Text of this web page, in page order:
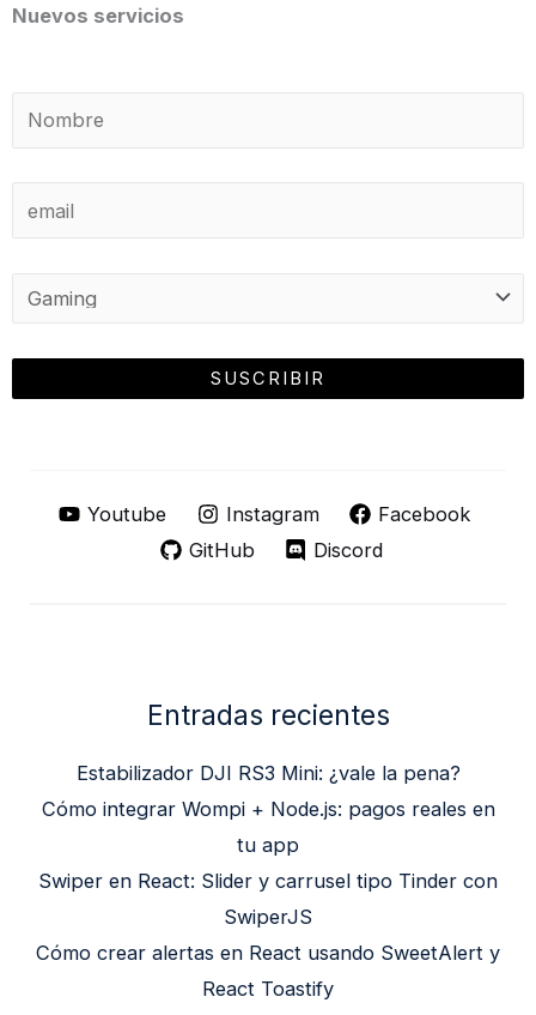
Nuevos servicios
Youtube Instagram
Facebook
GitHub
Discord
Entradas recientes
Estabilizador DJI RS3 Mini: ¿vale la pena?
Cómo integrar Wompi + Node.js: pagos reales en
tu app
Swiper en React: Slider y carrusel tipo Tinder con
SwiperJS
Cómo crear alertas en React usando SweetAlert y
React Toastify